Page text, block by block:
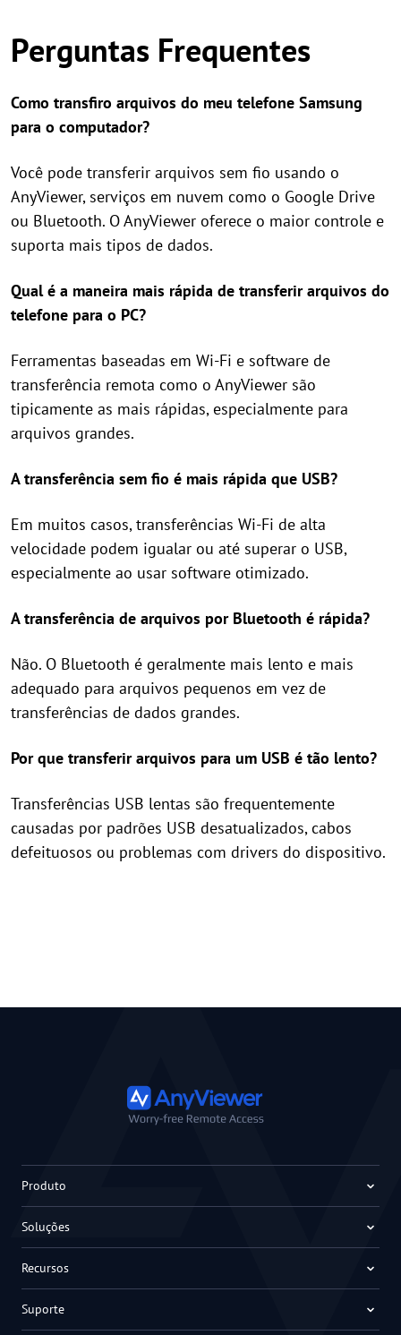
Perguntas Frequentes
Como transfiro arquivos do meu telefone Samsung
para o computador?
Você pode transferir arquivos sem fio usando o
AnyViewer, serviços em nuvem como o Google Drive
ou Bluetooth. O AnyViewer oferece o maior controle e
suporta mais tipos de dados.
Qual é a maneira mais rápida de transferir arquivos do
telefone para o PC?
Ferramentas baseadas em Wi-Fi e software de
transferência remota como o AnyViewer são
tipicamente as mais rápidas, especialmente para
arquivos grandes.
A transferência sem fio é mais rápida que USB?
Em muitos casos, transferências Wi-Fi de alta
velocidade podem igualar ou até superar o USB,
especialmente ao usar software otimizado.
A transferência de arquivos por Bluetooth é rápida?
Não. O Bluetooth é geralmente mais lento e mais
adequado para arquivos pequenos em vez de
transferências de dados grandes.
Por que transferir arquivos para um USB é tão lento?
Transferências USB lentas são frequentemente
causadas por padrões USB desatualizados, cabos
defeituosos ou problemas com drivers do dispositivo.
Produto
Soluções
Recursos
Suporte